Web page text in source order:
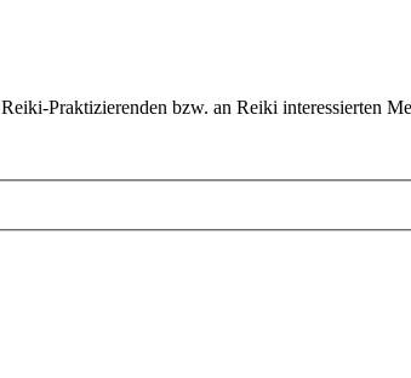
Praktizierenden bzw. an Reiki interessierten